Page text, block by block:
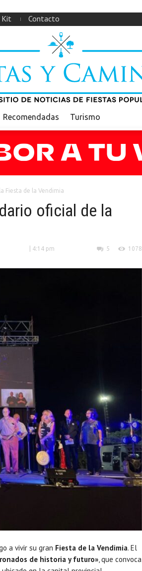
Kit Contacto
Recomendadas Turismo
Fiesta de la Vendimia
oficial de la
| 4:14 pm 5 1078
a vivir su gran Fiesta de la Vendimia. El
de historia y futuro», que convoca